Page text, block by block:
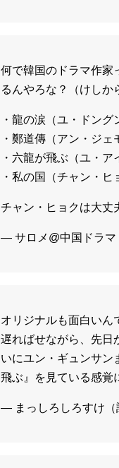
何で韓国のドラマ作家
るんやろな？（けしか
・龍の涙（ユ・ドング
・鄭道傳（アン・ジェ
・六龍が飛ぶ（ユ・ア
・私の国（チャン・ヒ
チャン・ヒョクは大
— サロメ@中国ドラマ
オリジナルも面白いん
遅ればせながら、先日
いにユン・ギュンサン
飛ぶ』を見ている感覚
— まっしろしろすけ（